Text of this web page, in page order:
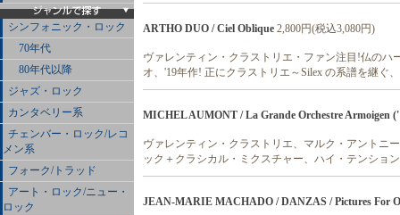
シンフォニック・ロック
70年代
80年代以降
ジャズ・ロック
カンタベリー系
チェンバー・ロック/レコ
メン系
フォーク/トラッド
アート・ロック/ニュー・
ロック
ARTHO DUO / Ciel Oblique 2,800円(税込3,080円)
ヴァレンティン・クラストリエ・ファン注目!仏の
オ、'19年作! 正にクラストリエ～Silex の系譜を継ぐ
MICHEL AUMONT / La Grande Orchestre Armoigen
ヴァレンティン・クラストリエ、マルク・アントニ
ック＋クラシカル・ミクスチャー、ハイ・テンショ
JEAN-MARIE MACHADO / DANZAS / Pictures For